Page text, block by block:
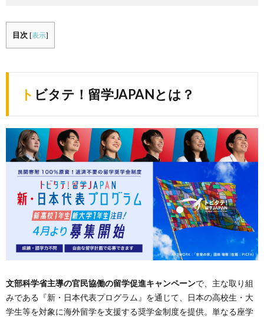
目次 [表示]
トビタテ！留学JAPANとは？
文部科学省主導の官民協働の留学促進キャンペーンで、主な取り組
みである『新・日本代表プログラム』を通じて、日本の高校生・大
学生等を対象に海外留学を支援する奨学金制度を提供。単なる座学